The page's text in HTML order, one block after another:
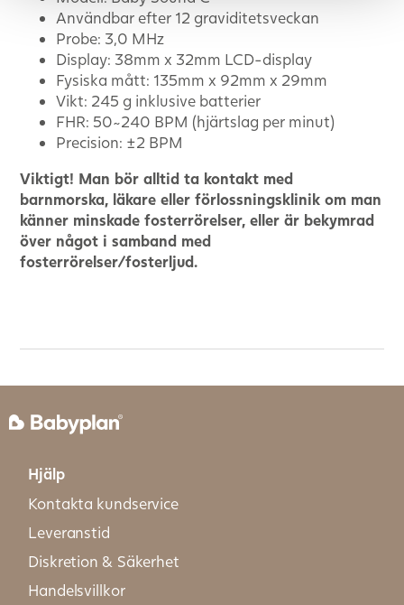
Användbar efter 12 graviditetsveckan
Probe: 3,0 MHz
Display: 38mm x 32mm LCD-display
Fysiska mått: 135mm x 92mm x 29mm
Vikt: 245 g inklusive batterier
FHR: 50~240 BPM (hjärtslag per minut)
Precision: ±2 BPM
Viktigt! Man bör alltid ta kontakt med
barnmorska, läkare eller förlossningsklinik om man
känner minskade fosterrörelser, eller är bekymrad
över något i samband med
fosterrörelser/fosterljud.
Hjälp
Kontakta kundservice
Leveranstid
Diskretion & Säkerhet
Handelsvillkor